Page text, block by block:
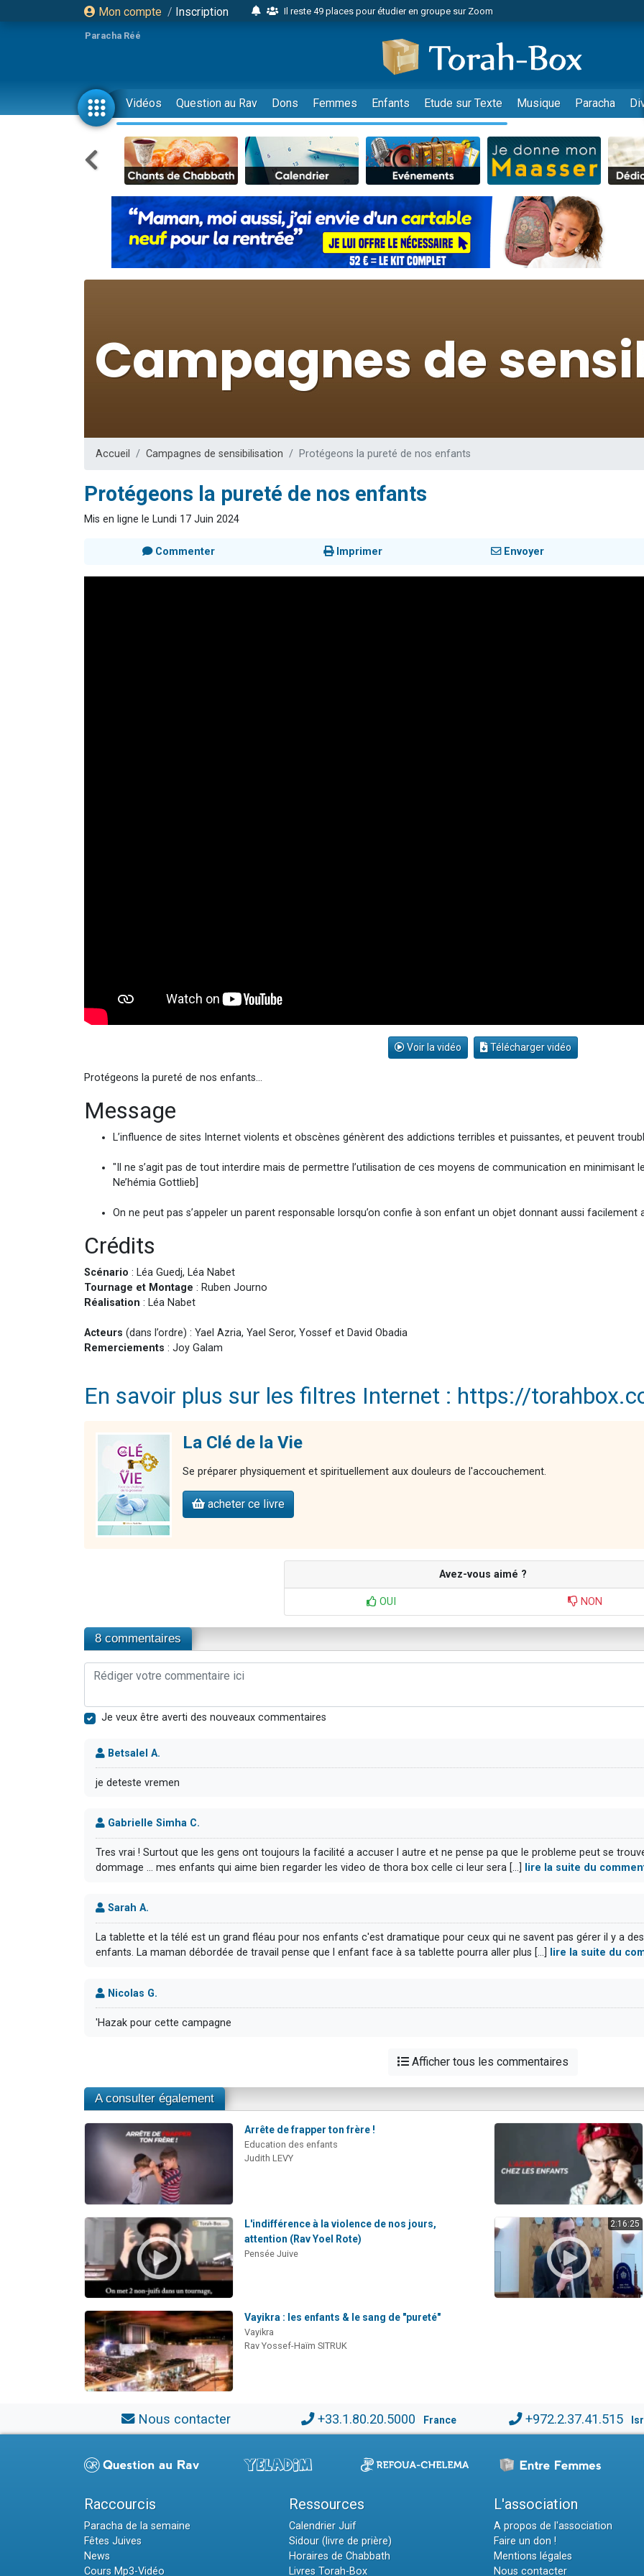
Mon compte / Inscription
Il reste 49 places pour étudier en groupe sur Zoom
2 personnes viennent de nous rejoindre sur WhatsApp
6 personnes viennent de nous rejoindre sur WhatsApp
4 personnes viennent de faire un don pour Reloger Rivka, 6 enfants, victime de
2 personnes viennent de faire un don pour 1 Journée de Vacances Pour les Enfants
17 personnes viennent de demander une bénédiction
4 personnes viennent de nous rejoindre sur WhatsApp
Il reste 49 places pour étudier en groupe sur Zoom
Eva vient de donner son Maasser
4 personnes viennent de nous rejoindre sur WhatsApp
3 personnes viennent de nous rejoindre sur WhatsApp
Odaya vient de donner son Maasser
30 personnes viennent de faire un don pour Sauvez la jambe de Yohan
Il reste 49 places pour étudier en groupe sur Zoom
Paracha Réé
Vidéos Question au Rav Dons Femmes Enfants Etude sur Texte Musique Paracha
Accueil Campagnes de sensibilisation Protégeons la pureté de nos enfants
Protégeons la pureté de nos enfants
Mis en ligne le Lundi 17 Juin 2024
Commenter Imprimer Envoyer
Voir la vidéo Télécharger vidéo
Protégeons la pureté de nos enfants...
Message
L’influence de sites Internet violents et obscènes génèrent des addictions terribles et puissantes, et peuvent
"Il ne s’agit pas de tout interdire mais de permettre l’utilisation de ces moyens de communication en minimisant
Ne’hémia Gottlieb]
On ne peut pas s’appeler un parent responsable lorsqu’on confie à son enfant un objet donnant aussi facilement
Crédits
Scénario : Léa Guedj, Léa Nabet
Tournage et Montage : Ruben Journo
Réalisation : Léa Nabet
Acteurs (dans l’ordre) : Yael Azria, Yael Seror, Yossef et David Obadia
Remerciements : Joy Galam
En savoir plus sur les filtres Internet : https://
La Clé de la Vie
Se préparer physiquement et spirituellement aux douleurs de l'accouchement.
acheter ce livre
Avez-vous aimé ?
OUI NON
8 commentaires
Je veux être averti des nouveaux commentaires
Betsalel A.
je deteste vremen
Gabrielle Simha C.
Tres vrai ! Surtout que les gens ont toujours la facilité a accuser l autre et ne pense pa que le probleme peut se
dommage ... mes enfants qui aime bien regarder les video de thora box celle ci leur sera [...]
lire la suite du
Sarah A.
La tablette et la télé est un grand fléau pour nos enfants c'est dramatique pour ceux qui ne savent pas gérer il y a
enfants. La maman débordée de travail pense que l enfant face à sa tablette pourra aller plus [...] lire la suite du
Nicolas G.
'Hazak pour cette campagne
Afficher tous les commentaires
A consulter également
Arrête de frapper ton frère !
Education des enfants
Judith LEVY
L'indifférence à la violence de nos jours,
attention (Rav Yoel Rote)
Pensée Juive
2:16:25
Vayikra : les enfants & le sang de "pureté"
Vayikra
Rav Yossef-Haïm SITRUK
Nous contacter +33.1.80.20.5000 France +972.2.37.41.515
Raccourcis
Paracha de la semaine
Fêtes Juives
News
Cours Mp3-Vidéo
Ressources
Calendrier Juif
Sidour (livre de prière)
Horaires de Chabbath
Livres Torah-Box
L'association
A propos de l'association
Faire un don !
Mentions légales
Nous contacter